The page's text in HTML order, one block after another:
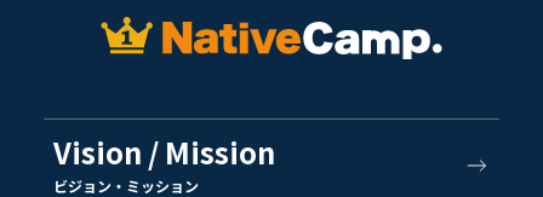
Vision / Mission
ビジョン・ミッション